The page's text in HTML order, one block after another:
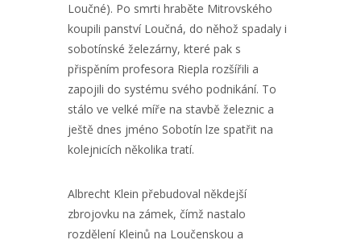
Loučné). Po smrti hraběte Mitrovského
koupili panství Loučná, do něhož spadaly i
sobotínské železárny, které pak s
přispěním profesora Riepla rozšířili a
zapojili do systému svého podnikání. To
stálo ve velké míře na stavbě železnic a
ještě dnes jméno Sobotín lze spatřit na
kolejnicích několika tratí.
Albrecht Klein přebudoval někdejší
zbrojovku na zámek, čímž nastalo
rozdělení Kleinů na Loučenskou a